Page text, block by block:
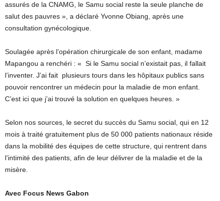
assurés de la CNAMG, le Samu social reste la seule planche de
salut des pauvres », a déclaré Yvonne Obiang, après une
consultation gynécologique.
Soulagée après l’opération chirurgicale de son enfant, madame
Mapangou a renchéri : « Si le Samu social n’existait pas, il fallait
l’inventer. J’ai fait plusieurs tours dans les hôpitaux publics sans
pouvoir rencontrer un médecin pour la maladie de mon enfant.
C’est ici que j’ai trouvé la solution en quelques heures. »
Selon nos sources, le secret du succès du Samu social, qui en 12
mois à traité gratuitement plus de 50 000 patients nationaux réside
dans la mobilité des équipes de cette structure, qui rentrent dans
l’intimité des patients, afin de leur délivrer de la maladie et de la
misère.
Avec Focus News Gabon